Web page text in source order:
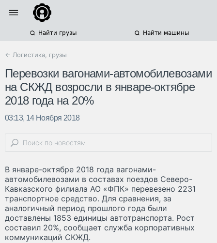
Найти грузы Найти машины
← Логистика, грузы
Перевозки вагонами-автомобилевозами
на СКЖД возросли в январе-октябре
2018 года на 20%
03:13, 14 Ноября 2018
В январе-октябре 2018 года вагонами-
автомобилевозами в составах поездов Северо-
Кавказского филиала АО «ФПК» перевезено 2231
транспортное средство. Для сравнения, за
аналогичный период прошлого года были
доставлены 1853 единицы автотранспорта. Рост
составил 20%, сообщает служба корпоративных
коммуникаций СКЖД.